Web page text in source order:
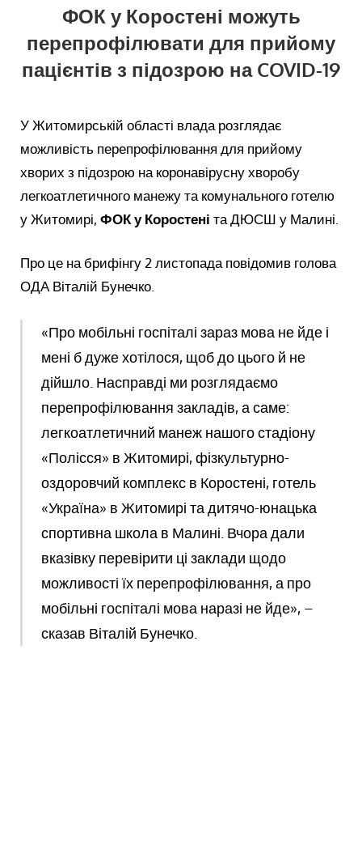
ФОК у Коростені можуть
перепрофілювати для прийому
пацієнтів з підозрою на COVID-19
У Житомирській області влада розглядає
можливість перепрофілювання для прийому
хворих з підозрою на коронавірусну хворобу
легкоатлетичного манежу та комунального готелю
у Житомирі,ФОК у Коростені та ДЮСШ у Малині.
Про це на брифінгу 2 листопада повідомив голова
ОДА Віталій Бунечко.
«Про мобільні госпіталі зараз мова не йде і
мені б дуже хотілося, щоб до цього й не
дійшло. Насправді ми розглядаємо
перепрофілювання закладів, а саме:
легкоатлетичний манеж нашого стадіону
«Полісся» в Житомирі, фізкультурно-
оздоровчий комплекс в Коростені, готель
«Україна» в Житомирі та дитячо-юнацька
спортивна школа в Малині. Вчора дали
вказівку перевірити ці заклади щодо
можливості їх перепрофілювання, а про
мобільні госпіталі мова наразі не йде», –
сказав Віталій Бунечко.